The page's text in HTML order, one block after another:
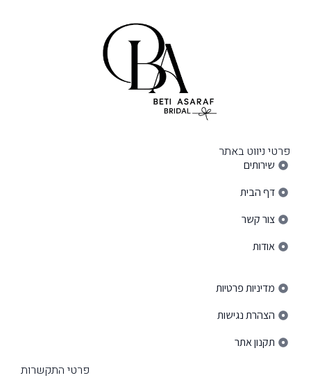
פרטי ניווט באתר
שירותים
דף הבית
צור קשר
אודות
מדיניות פרטיות
הצהרת נגישות
תקנון אתר
פרטי התקשרות